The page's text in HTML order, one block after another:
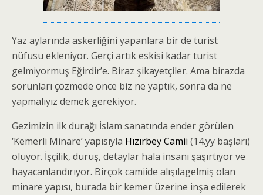
Yaz aylarında askerliğini yapanlara bir de turist
nüfusu ekleniyor. Gerçi artık eskisi kadar turist
gelmiyormuş Eğirdir’e. Biraz şikayetçiler. Ama birazda
sorunları çözmede önce biz ne yaptık, sonra da ne
yapmalıyız demek gerekiyor.
Gezimizin ilk durağı İslam sanatında ender görülen
‘Kemerli Minare’ yapısıyla Hızırbey Camii (14.yy başları)
oluyor. İşçilik, duruş, detaylar hala insanı şaşırtıyor ve
hayacanlandırıyor. Birçok camiide alışılagelmiş olan
minare yapısı, burada bir kemer üzerine inşa edilerek